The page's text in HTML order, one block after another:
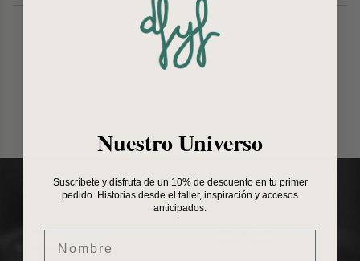
RECOMMENDED FOR YOU
Nuestro Universo
Suscríbete y disfruta de un 10% de descuento en tu primer
pedido. Historias desde el taller, inspiración y accesos
anticipados.